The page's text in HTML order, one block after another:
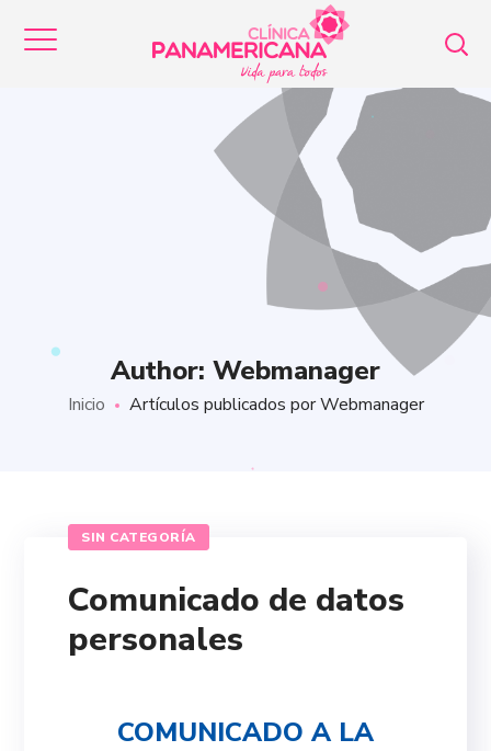
Author: Webmanager
Inicio Artículos publicados por Webmanager
SIN CATEGORÍA
Comunicado de datos
personales
COMUNICADO A LA